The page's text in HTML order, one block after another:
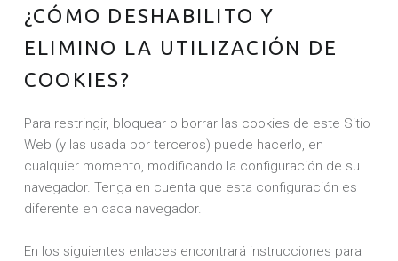
¿CÓMO DESHABILITO Y
ELIMINO LA UTILIZACIÓN DE
COOKIES?
Para restringir, bloquear o borrar las cookies de este Sitio
Web (y las usada por terceros) puede hacerlo, en
cualquier momento, modificando la configuración de su
navegador. Tenga en cuenta que esta configuración es
diferente en cada navegador.
En los siguientes enlaces encontrará instrucciones para